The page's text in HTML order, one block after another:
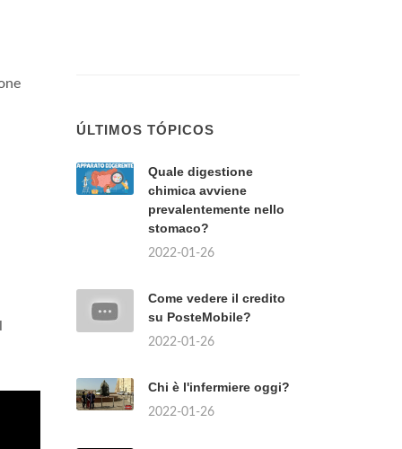
ÚLTIMOS TÓPICOS
Quale digestione
chimica avviene
prevalentemente nello
stomaco?
2022-01-26
Come vedere il credito
su PosteMobile?
2022-01-26
Chi è l'infermiere oggi?
2022-01-26